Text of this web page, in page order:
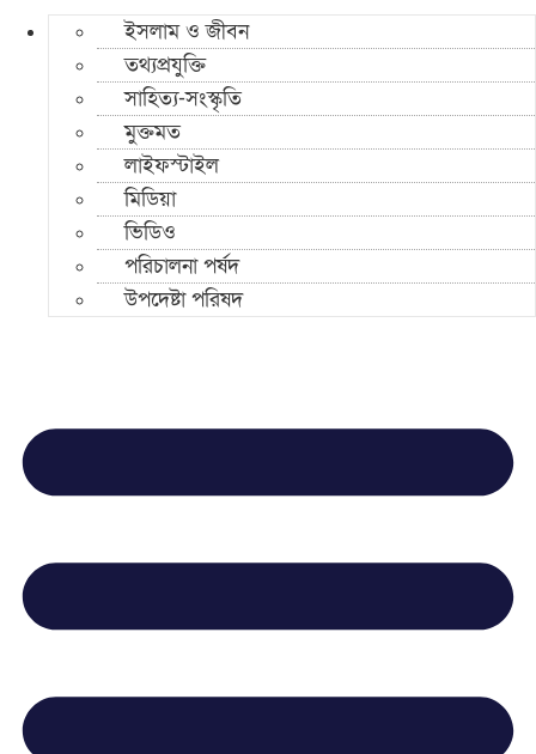
ইসলাম ও জীবন
তথ্যপ্রযুক্তি
সাহিত্য-সংস্কৃতি
মুক্তমত
লাইফস্টাইল
মিডিয়া
ভিডিও
পরিচালনা পর্ষদ
উপদেষ্টা পরিষদ